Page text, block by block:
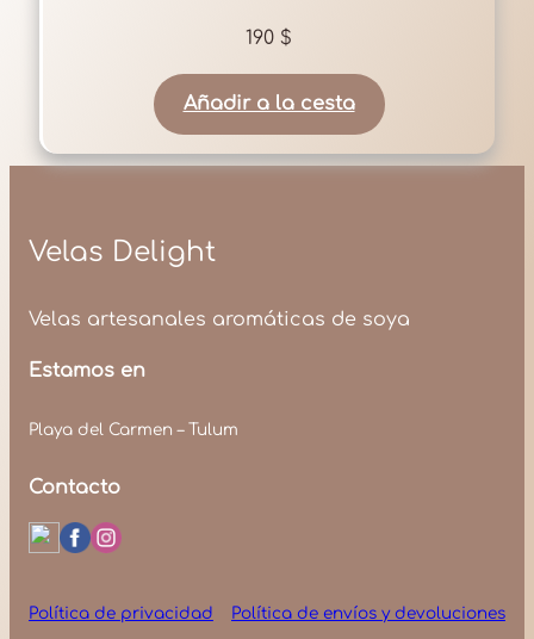
190 $
Añadir a la cesta
Velas Delight
Velas artesanales aromáticas de soya
Estamos en
Playa del Carmen – Tulum
Contacto
Política de privacidad Política de envíos y devoluciones